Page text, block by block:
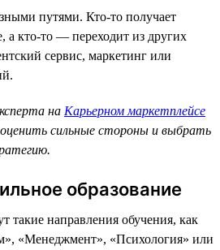
путями. Кто-то получает
а кто-то — переходит из других
сервис, маркетинг или
на Карьерном маркетплейсе
сильные стороны и выбрать
образование
такие направления обучения, как
«Менеджмент», «Психология» или